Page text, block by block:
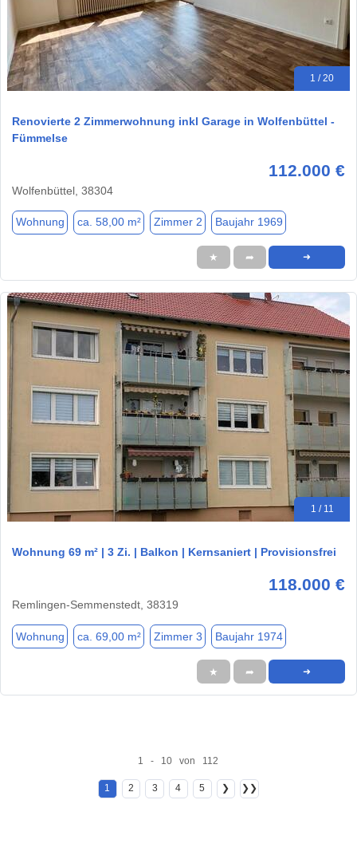
1 / 20
Renovierte 2 Zimmerwohnung inkl Garage in Wolfenbüttel -
Fümmelse
112.000 €
Wolfenbüttel, 38304
Wohnung ca. 58,00 m² Zimmer 2 Baujahr 1969
★ ➦ ➜
1 / 11
Wohnung 69 m² | 3 Zi. | Balkon | Kernsaniert | Provisionsfrei
118.000 €
Remlingen-Semmenstedt, 38319
Wohnung ca. 69,00 m² Zimmer 3 Baujahr 1974
★ ➦ ➜
1 - 10 von 112
1 2 3 4 5 ❯ ❯❯